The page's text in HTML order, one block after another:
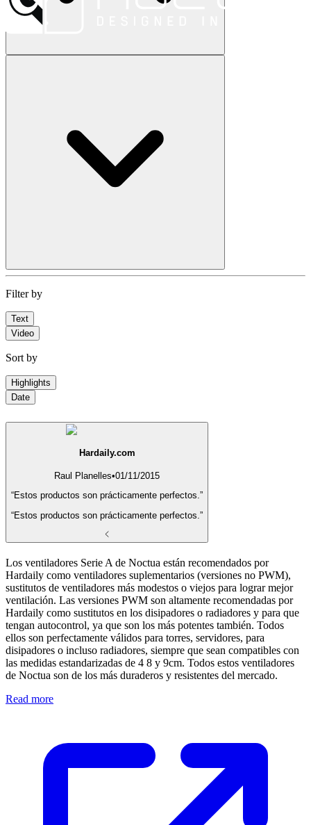
Filter by
Text
Video
Sort by
Highlights
Date
Hardaily.com
Raul Planelles•01/11/2015
“Estos productos son prácticamente perfectos.”
“Estos productos son prácticamente perfectos.”
Los ventiladores Serie A de Noctua están recomendados por
Hardaily como ventiladores suplementarios (versiones no PWM),
sustitutos de ventiladores más modestos o viejos para lograr mejor
ventilación. Las versiones PWM son altamente recomendadas por
Hardaily como sustitutos en los disipadores o radiadores y para que
tengan autocontrol, ya que son los más potentes también. Todos
ellos son perfectamente válidos para torres, servidores, para
disipadores o incluso radiadores, siempre que sean compatibles con
las medidas estandarizadas de 4 8 y 9cm. Todos estos ventiladores
de Noctua son de los más duraderos y resistentes del mercado.
Read more